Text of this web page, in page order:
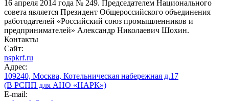
16 апреля 2014 года № 249. Председателем Национального
совета является Президент Общероссийского объединения
работодателей «Российский союз промышленников и
предпринимателей» Александр Николаевич Шохин.
Контакты
Сайт:
nspkrf.ru
Адрес:
109240, Москва, Котельническая набережная д.17
(В РСПП для АНО «НАРК»)
E-mail: